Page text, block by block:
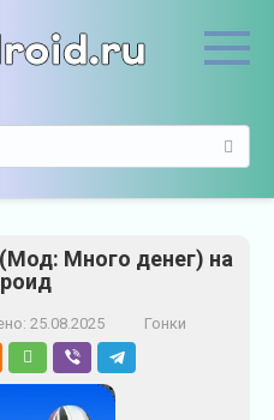
Много денег) на
25.08.2025 Гонки